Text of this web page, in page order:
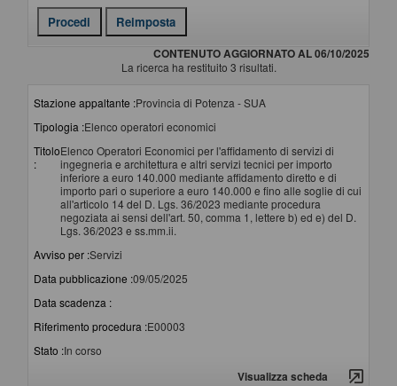
CONTENUTO AGGIORNATO AL 06/10/2025
La ricerca ha restituito 3 risultati.
Stazione appaltante :Provincia di Potenza - SUA
Tipologia :Elenco operatori economici
Titolo
:
Elenco Operatori Economici per l'affidamento di servizi di
ingegneria e architettura e altri servizi tecnici per importo
inferiore a euro 140.000 mediante affidamento diretto e di
importo pari o superiore a euro 140.000 e fino alle soglie di cui
all'articolo 14 del D. Lgs. 36/2023 mediante procedura
negoziata ai sensi dell'art. 50, comma 1, lettere b) ed e) del D.
Lgs. 36/2023 e ss.mm.ii.
Avviso per :Servizi
Data pubblicazione :09/05/2025
Data scadenza :
Riferimento procedura :E00003
Stato :In corso
Visualizza scheda